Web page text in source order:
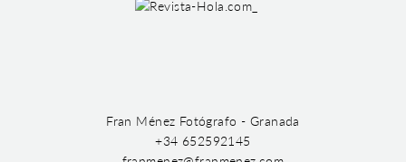
Fran Ménez Fotógrafo - Granada
+34 652592145